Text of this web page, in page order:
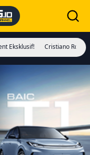
Cristiano Ronaldo Resmi